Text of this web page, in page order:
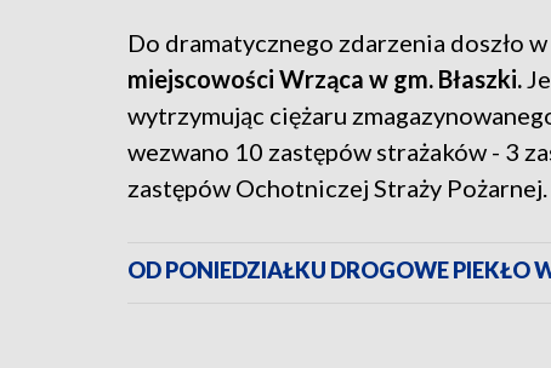
Do dramatycznego zdarzenia doszło
miejscowości Wrząca w gm. Błaszki.
wytrzymując ciężaru
wezwano 10 zastępów strażaków - 3
zastępów Ochotniczej Straży Pożarnej.
OD PONIEDZIAŁKU DROGOWE PIEKŁO